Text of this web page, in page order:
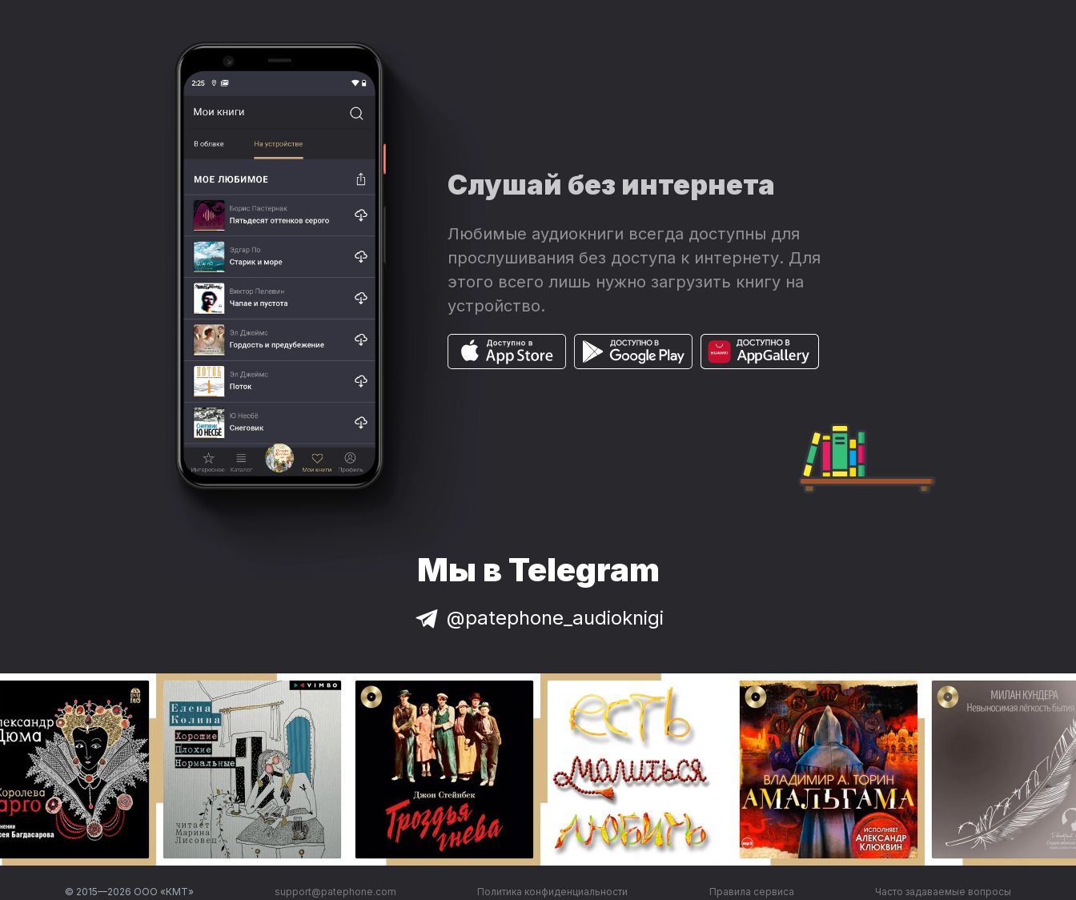
Слушай без интернета
Любимые аудиокниги всегда доступны для
прослушивания без доступа к интернету. Для
этого всего лишь нужно загрузить книгу на
устройство.
Мы в Telegram
@patephone_audioknigi
© 2015—2026 ООО «КМТ» support@patephone.com Политика конфиденциальности Правила сервиса Часто задаваемые вопросы